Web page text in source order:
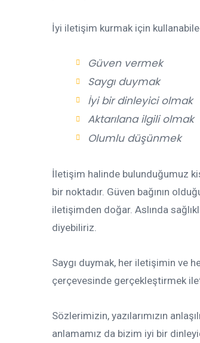
İyi iletişim kurmak için
Güven vermek
Saygı duymak
İyi bir dinleyici olmak
Aktarılana ilgili olmak
Olumlu düşünmek
İletişim halinde bulunduğumuz
bir noktadır. Güven bağının
iletişimden doğar. Aslında
diyebiliriz.
Saygı duymak, her iletişimin ve
çerçevesinde gerçekleştirmek
Sözlerimizin, yazılarımızın
anlamamız da bizim iyi bir